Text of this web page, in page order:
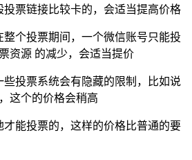
投票链接比较卡的，会适当提高价格
个投票期间，一个微信账号只能投
资源 的减少，会适当提价
投票系统会有隐藏的限制，比如说
这个的价格会稍高
才能投票的，这样的价格比普通的要